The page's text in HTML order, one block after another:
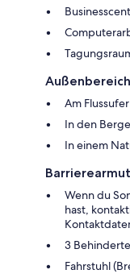
Außenbereich
Am
In den
In einem
Barrierearmut
Wenn du
hast,
3
Fahrstuhl